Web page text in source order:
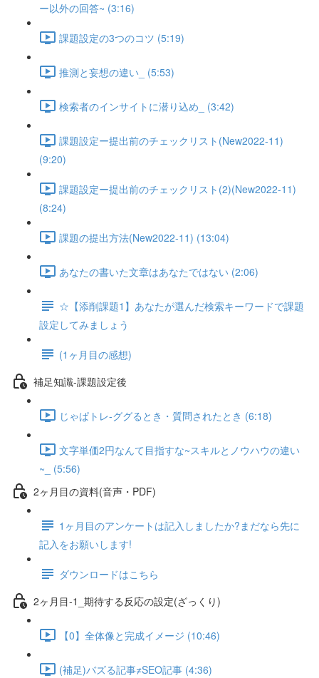
ー以外の回答~ (3:16)
課題設定の3つのコツ (5:19)
推測と妄想の違い_ (5:53)
検索者のインサイトに潜り込め_ (3:42)
課題設定ー提出前のチェックリスト(New2022-11)
(9:20)
課題設定ー提出前のチェックリスト(2)(New2022-11)
(8:24)
課題の提出方法(New2022-11) (13:04)
あなたの書いた文章はあなたではない (2:06)
☆【添削課題1】あなたが選んだ検索キーワードで課題
設定してみましょう
(1ヶ月目の感想)
補足知識-課題設定後
じゃぱトレ-ググるとき・質問されたとき (6:18)
文字単価2円なんて目指すな~スキルとノウハウの違い
~_ (5:56)
2ヶ月目の資料(音声・PDF)
1ヶ月目のアンケートは記入しましたか?まだなら先に
記入をお願いします!
ダウンロードはこちら
2ヶ月目-1_期待する反応の設定(ざっくり)
【0】全体像と完成イメージ (10:46)
(補足)バズる記事≠SEO記事 (4:36)